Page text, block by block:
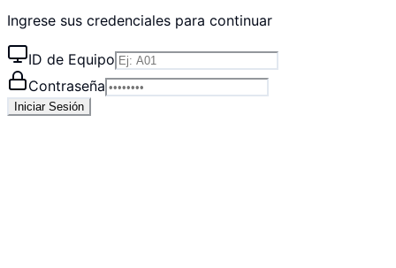
Ingrese sus credenciales para continuar
ID de Equipo
Contraseña
Iniciar Sesión